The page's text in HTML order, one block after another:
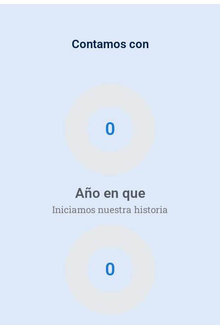
Contamos con
0
Año en que
Iniciamos nuestra historia
0